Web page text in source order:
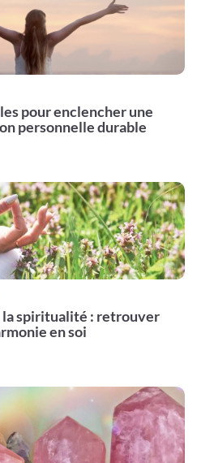
pour enclencher une
personnelle durable
la spiritualité : retrouver
en soi